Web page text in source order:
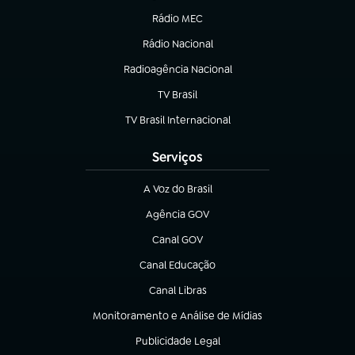
Rádio MEC
Rádio Nacional
(abre em nova aba)
Radioagência Nacional
(abre em nova aba)
TV Brasil
(abre em nova aba)
TV Brasil Internacional
(abre em nova aba)
Serviços
A Voz do Brasil
(abre em nova aba)
Agência GOV
(abre em nova aba)
Canal GOV
(abre em nova aba)
Canal Educação
(abre em nova aba)
Canal Libras
(abre em nova aba)
Monitoramento e Análise de Mídias
(abre em nova aba)
Publicidade Legal
(abre em nova aba)